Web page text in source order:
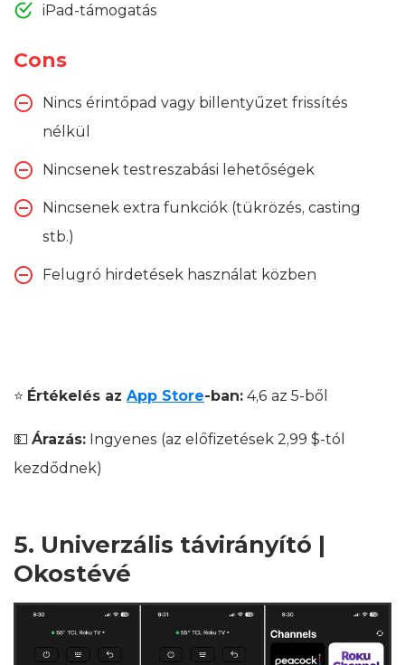
iPad-támogatás
Cons
Nincs érintőpad vagy billentyűzet frissítés
nélkül
Nincsenek testreszabási lehetőségek
Nincsenek extra funkciók (tükrözés, casting
stb.)
Felugró hirdetések használat közben
⭐ Értékelés az App Store-ban: 4,6 az 5-ből
💵 Árazás: Ingyenes (az előfizetések 2,99 $-tól
kezdődnek)
5. Univerzális távirányító |
Okostévé